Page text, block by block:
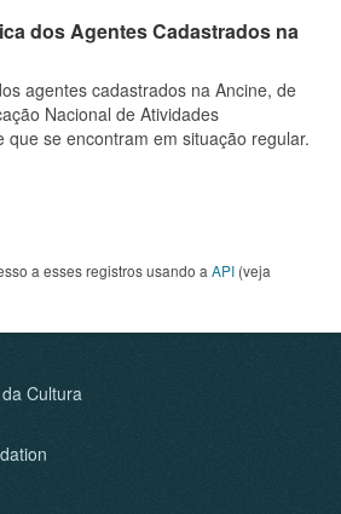
dos Agentes Cadastrados na
agentes cadastrados na Ancine, de
Nacional de Atividades
que se encontram em situação regular.
a esses registros usando a API (veja
Cultura